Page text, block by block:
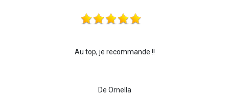
Au top, je recommande !!
De Ornella